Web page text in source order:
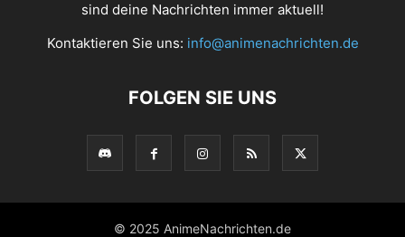
sind deine Nachrichten immer aktuell!
Kontaktieren Sie uns: info@animenachrichten.de
FOLGEN SIE UNS
© 2025 AnimeNachrichten.de